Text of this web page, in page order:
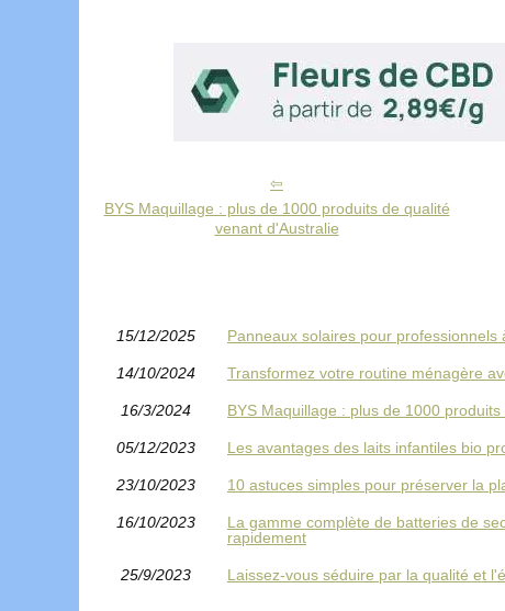
BYS Maquillage : plus de 1000 produits de qualité
venant d'Australie
15/12/2025 Panneaux solaires pour professionnels
14/10/2024 Transformez votre routine ménagère
16/3/2024 BYS Maquillage : plus de 1000
05/12/2023 Les avantages des laits infantiles bio
23/10/2023 10 astuces simples pour préserver la
16/10/2023
La gamme complète de batteries de
rapidement
25/9/2023 Laissez-vous séduire par la qualité et